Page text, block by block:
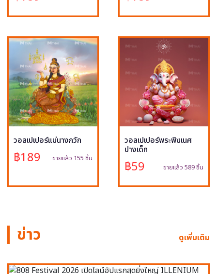
วอลเปเปอร์แม่นางกวัก
฿189 ขายแล้ว 155 ชิ้น
วอลเปเปอร์พระพิฆเนศ
ปางเด็ก
฿59 ขายแล้ว 589 ชิ้น
ข่าว ดูเพิ่มเติม